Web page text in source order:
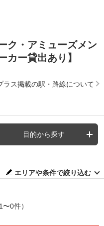
ク・アミューズメン
カー貸出あり】
ラス掲載の駅・路線について
目的から探す
エリアや条件で絞り込む
〜0件）